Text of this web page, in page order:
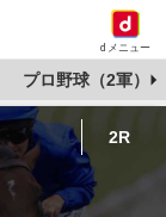
dメニュー
プロ野球（2軍）
2R